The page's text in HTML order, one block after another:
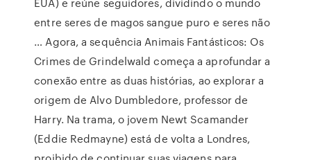
entre seres de magos sangue puro e seres não
… Agora, a sequência Animais Fantásticos: Os
Crimes de Grindelwald começa a aprofundar a
conexão entre as duas histórias, ao explorar a
origem de Alvo Dumbledore, professor de
Harry. Na trama, o jovem Newt Scamander
(Eddie Redmayne) está de volta a Londres,